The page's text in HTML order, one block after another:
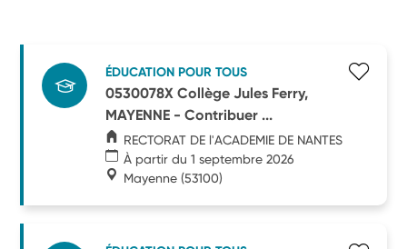
ÉDUCATION POUR TOUS
0530078X Collège Jules Ferry,
MAYENNE - Contribuer ...
RECTORAT DE l'ACADEMIE DE NANTES
À partir du 1 septembre 2026
Mayenne (53100)